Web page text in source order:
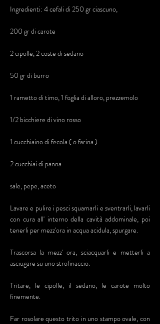
Ingredienti: 4 cefali di 250 gr ciascuno,
200 gr di carote
2 cipolle, 2 coste di sedano
50 gr di burro
1 rametto di timo, 1 foglia di alloro, prezzemolo
1/2 bicchiere di vino rosso
1 cucchiaino di fecola ( o farina )
2 cucchiai di panna
sale, pepe, aceto
Lavare e pulire i pesci squamarli e sventrarli, lavarli
con cura all' interno della cavità addominale, poi
tenerli per mezz'ora in acqua acidula, spurgare.
Trascorsa la mezz' ora, sciacquarli e metterli a
asciugare su uno strofinaccio.
Tritare, le cipolle, il sedano, le carote molto
finemente.
Far rosolare questo trito in uno stampo ovale, con